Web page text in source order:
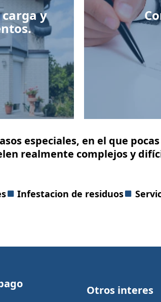
y
especiales, en el que
realmente complejos y
Infestacion de residuos
Otros interes